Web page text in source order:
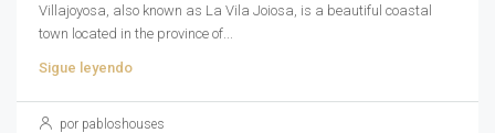
Villajoyosa, also known as La Vila Joiosa, is a beautiful coastal
town located in the province of...
Sigue leyendo
por pabloshouses